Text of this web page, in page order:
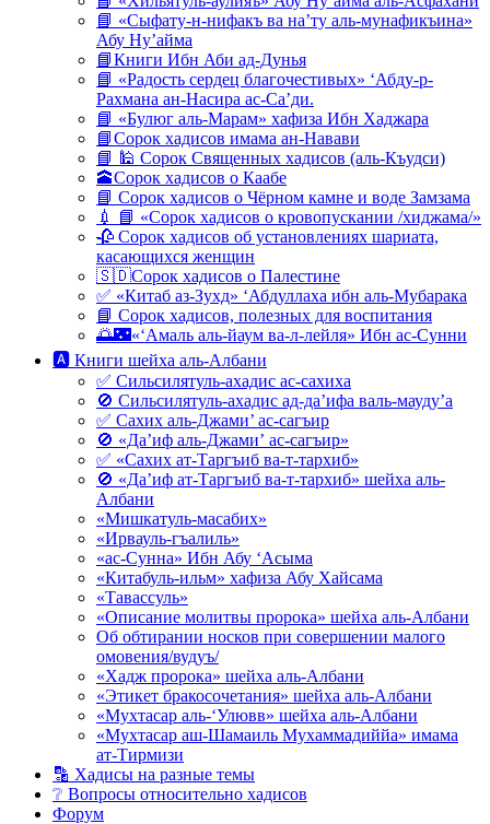
📘 «Сыфату-н-нифакъ ва на’ту аль-мунафикъина»
Абу Ну’айма
📘Книги Ибн Аби ад-Дунья
📘 «Радость сердец благочестивых» ‘Абду-р-
Рахмана ан-Насира ас-Са’ди.
📘 «Булюг аль-Марам» хафиза Ибн Хаджара
📘Сорок хадисов имама ан-Навави
📘 🕌 Сорок Священных хадисов (аль-Къудси)
🕋Сорок хадисов о Каабе
📘 Сорок хадисов о Чёрном камне и воде Замзама
💉 📘 «Сорок хадисов о кровопускании /хиджама/»
🥀 Сорок хадисов об установлениях шариата,
касающихся женщин
🇸🇩Сорок хадисов о Палестине
✅ «Китаб аз-Зухд» ‘Абдуллаха ибн аль-Мубарака
📘 Сорок хадисов, полезных для воспитания
🌅🌃«‘Амаль аль-йаум ва-л-лейля» Ибн ас-Сунни
🅰 Книги шейха аль-Албани
✅ Сильсилятуль-ахадис ас-сахиха
🚫 Сильсилятуль-ахадис ад-да’ифа валь-мауду’а
✅ Сахих аль-Джами’ ас-сагъир
🚫 «Да’иф аль-Джами’ ас-сагъир»
✅ «Сахих ат-Таргъиб ва-т-тархиб»
🚫 «Да’иф ат-Таргъиб ва-т-тархиб» шейха аль-
Албани
«Мишкатуль-масабих»
«Ирвауль-гъалиль»
«ас-Сунна» Ибн Абу ‘Асыма
«Китабуль-ильм» хафиза Абу Хайсама
«Тавассуль»
«Описание молитвы пророка» шейха аль-Албани
Об обтирании носков при совершении малого
омовения/вудуъ/
«Хадж пророка» шейха аль-Албани
«Этикет бракосочетания» шейха аль-Албани
«Мухтасар аль-‘Улювв» шейха аль-Албани
«Мухтасар аш-Шамаиль Мухаммадиййа» имама
ат-Тирмизи
🔡 Хадисы на разные темы
❔ Вопросы относительно хадисов
Форум